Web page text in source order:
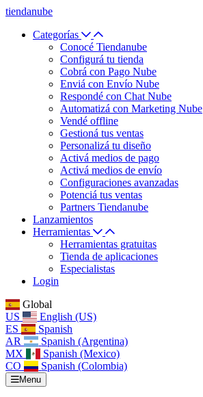
tiendanube
Categorías
Conocé Tiendanube
Configurá tu tienda
Cobrá con Pago Nube
Enviá con Envío Nube
Respondé con Chat Nube
Automatizá con Marketing Nube
Vendé offline
Gestioná tus ventas
Personalizá tu diseño
Activá medios de pago
Activá medios de envío
Configuraciones avanzadas
Potenciá tus ventas
Partners Tiendanube
Lanzamientos
Herramientas
Herramientas gratuitas
Tienda de aplicaciones
Especialistas
Login
Global
US
English (US)
ES
Spanish
AR
Spanish (Argentina)
MX
Spanish (Mexico)
CO
Spanish (Colombia)
Menu